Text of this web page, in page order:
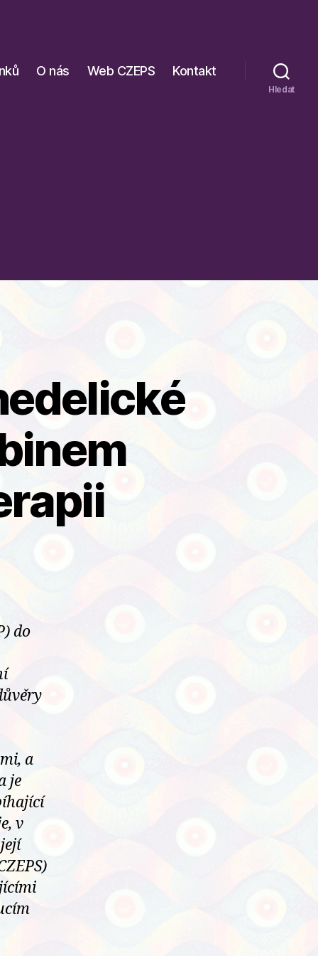
O nás Web CZEPS Kontakt
Hledat
do
a
je
v